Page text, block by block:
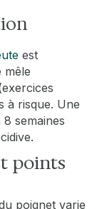
est
mêle
à risque. Une
semaines
points
poignet varie